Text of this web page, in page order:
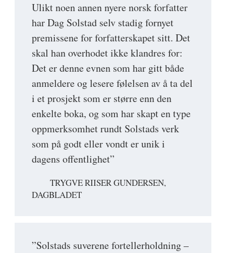
Ulikt noen annen nyere norsk forfatter
har Dag Solstad selv stadig fornyet
premissene for forfatterskapet sitt. Det
skal han overhodet ikke klandres for:
Det er denne evnen som har gitt både
anmeldere og lesere følelsen av å ta del
i et prosjekt som er større enn den
enkelte boka, og som har skapt en type
oppmerksomhet rundt Solstads verk
som på godt eller vondt er unik i
dagens offentlighet”
TRYGVE RIISER GUNDERSEN,
DAGBLADET
”Solstads suverene fortellerholdning –